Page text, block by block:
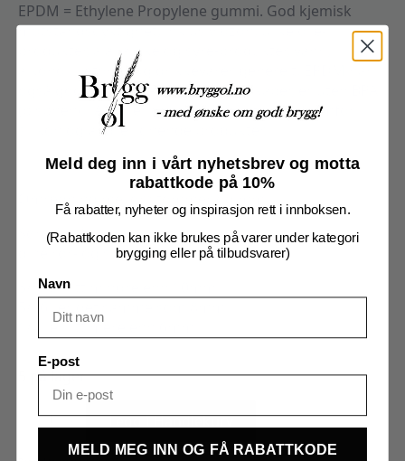
EPDM = Ethylene Propylene gummi. God kjemisk
motstandsdyktighet, inklusiv ozon, ulike olje-
produkter, alakaliske og syre-produkter, vann,
alkohol, ketoner og drikkevarer generelt. EPDM har
også gode aldrings- og slite-egenskaper, er uten BPA
(bisphenol A) og er generelt å foretrekke fremfor
silikon og andre lignende produkter.
Omregning mellom tommer og mm
Sørg for å velge hurtigkoblinger som passer til
dine rør- og slangedimensjoner:
3/8″ er litt mindre enn 10mm
5/16″ er det samme som 8mm
1/4″ er litt mere enn 6mm
5 på lager
Stengeventil,
9.5mm
(3/8") Legg I Handlekurv
Meld deg inn i vårt nyhetsbrev og motta
rabattkode på 10%
Få rabatter, nyheter og inspirasjon rett i innboksen.
(Rabattkoden kan ikke brukes på varer under kategori
brygging eller på tilbudsvarer)
Navn
E-post
MELD MEG INN OG FÅ RABATTKODE